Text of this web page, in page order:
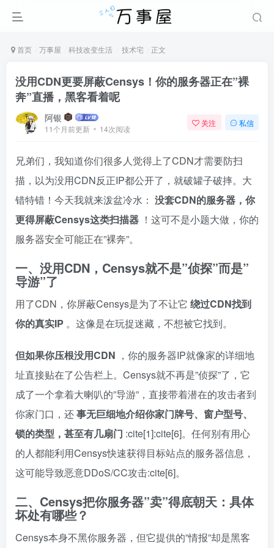
首页 万事屋 科技改变生活 技术宅 正文
没用CDN更要屏蔽Censys！你的服务器正在”裸
奔”直播，黑客看着呢
阿银
11个月前更新 14次阅读
关注 私信
兄弟们，我知道你们很多人觉得上了CDN才需要防扫
描，以为没用CDN反正IP都公开了，就破罐子破摔。大
错特错！今天我就来泼盆冷水： 没套CDN的服务器，你
更得屏蔽Censys这类扫描器 ！这可不是小题大做，你的
服务器安全可能正在”裸奔”。
一、没用CDN，Censys就不是”侦探”而是”
导游”了
用了CDN，你屏蔽Censys是为了不让它 绕过CDN找到
你的真实IP 。这像是在玩捉迷藏，不想被它找到。
但如果你压根没用CDN ，你的服务器IP就像家的详细地
址直接贴在了公告栏上。Censys就不再是”侦探”了，它
成了一个拿着大喇叭的”导游”，直接带着潜在的攻击者到
你家门口，还事无巨细地介绍你家门牌号、窗户型号、
锁的类型，甚至有几扇门 :cite[1]:cite[6]。任何别有用心
的人都能利用Censys快速获得目标站点的服务器信息，
这可能导致恶意DDoS/CC攻击:cite[6]。
二、Censys把你服务器”卖”得底朝天：具体
坏处有哪些？
Censys本身不黑你服务器，但它提供的”情报”却是黑客